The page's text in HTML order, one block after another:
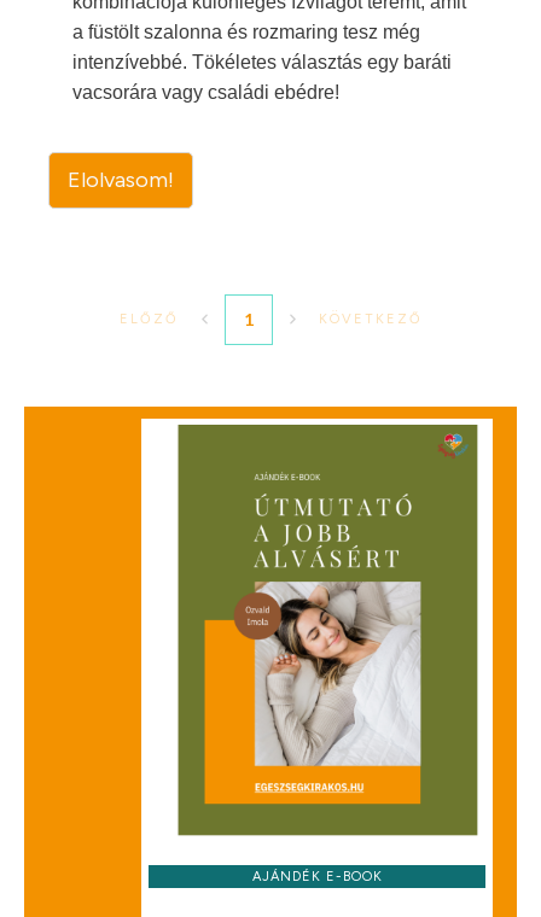
a füstölt szalonna és rozmaring tesz még
intenzívebbé. Tökéletes választás egy baráti
vacsorára vagy családi ebédre!
Elolvasom!
ELŐZŐ 1 KÖVETKEZŐ
AJÁNDÉK E-BOOK